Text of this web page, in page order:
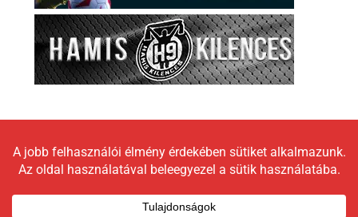
Copyright © 2026 LokomotívBlog |